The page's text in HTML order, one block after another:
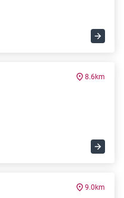
8.6km
9.0km